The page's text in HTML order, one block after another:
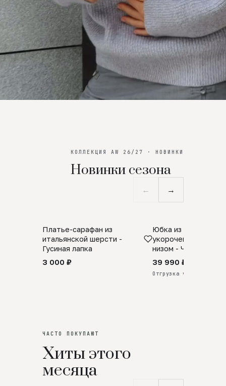
КОЛЛЕКЦИЯ AW 26/27 · НОВИНКИ
Новинки сезона
← →
SALE
Платье-сарафан из
итальянской шерсти -
Гусиная лапка
3 000 ₽
ПРЕДЗАКАЗ
Юбка из
укороченная с
низом - Черный
39 990 ₽
Отгрузка через 25 дней
ЧАСТО ПОКУПАЮТ
Хиты этого
месяца